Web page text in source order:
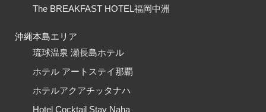
The BREAKFAST HOTEL福岡中洲
沖縄本島エリア
琉球温泉 瀬長島ホテル
ホテル アートステイ那覇
ホテルアクアチッタナハ
Hotel Cocktail Stay Naha